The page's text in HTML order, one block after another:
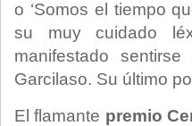
o ‘Somos el tiempo
su muy cuidado
manifestado
Garcilaso. Su último
El flamante premio